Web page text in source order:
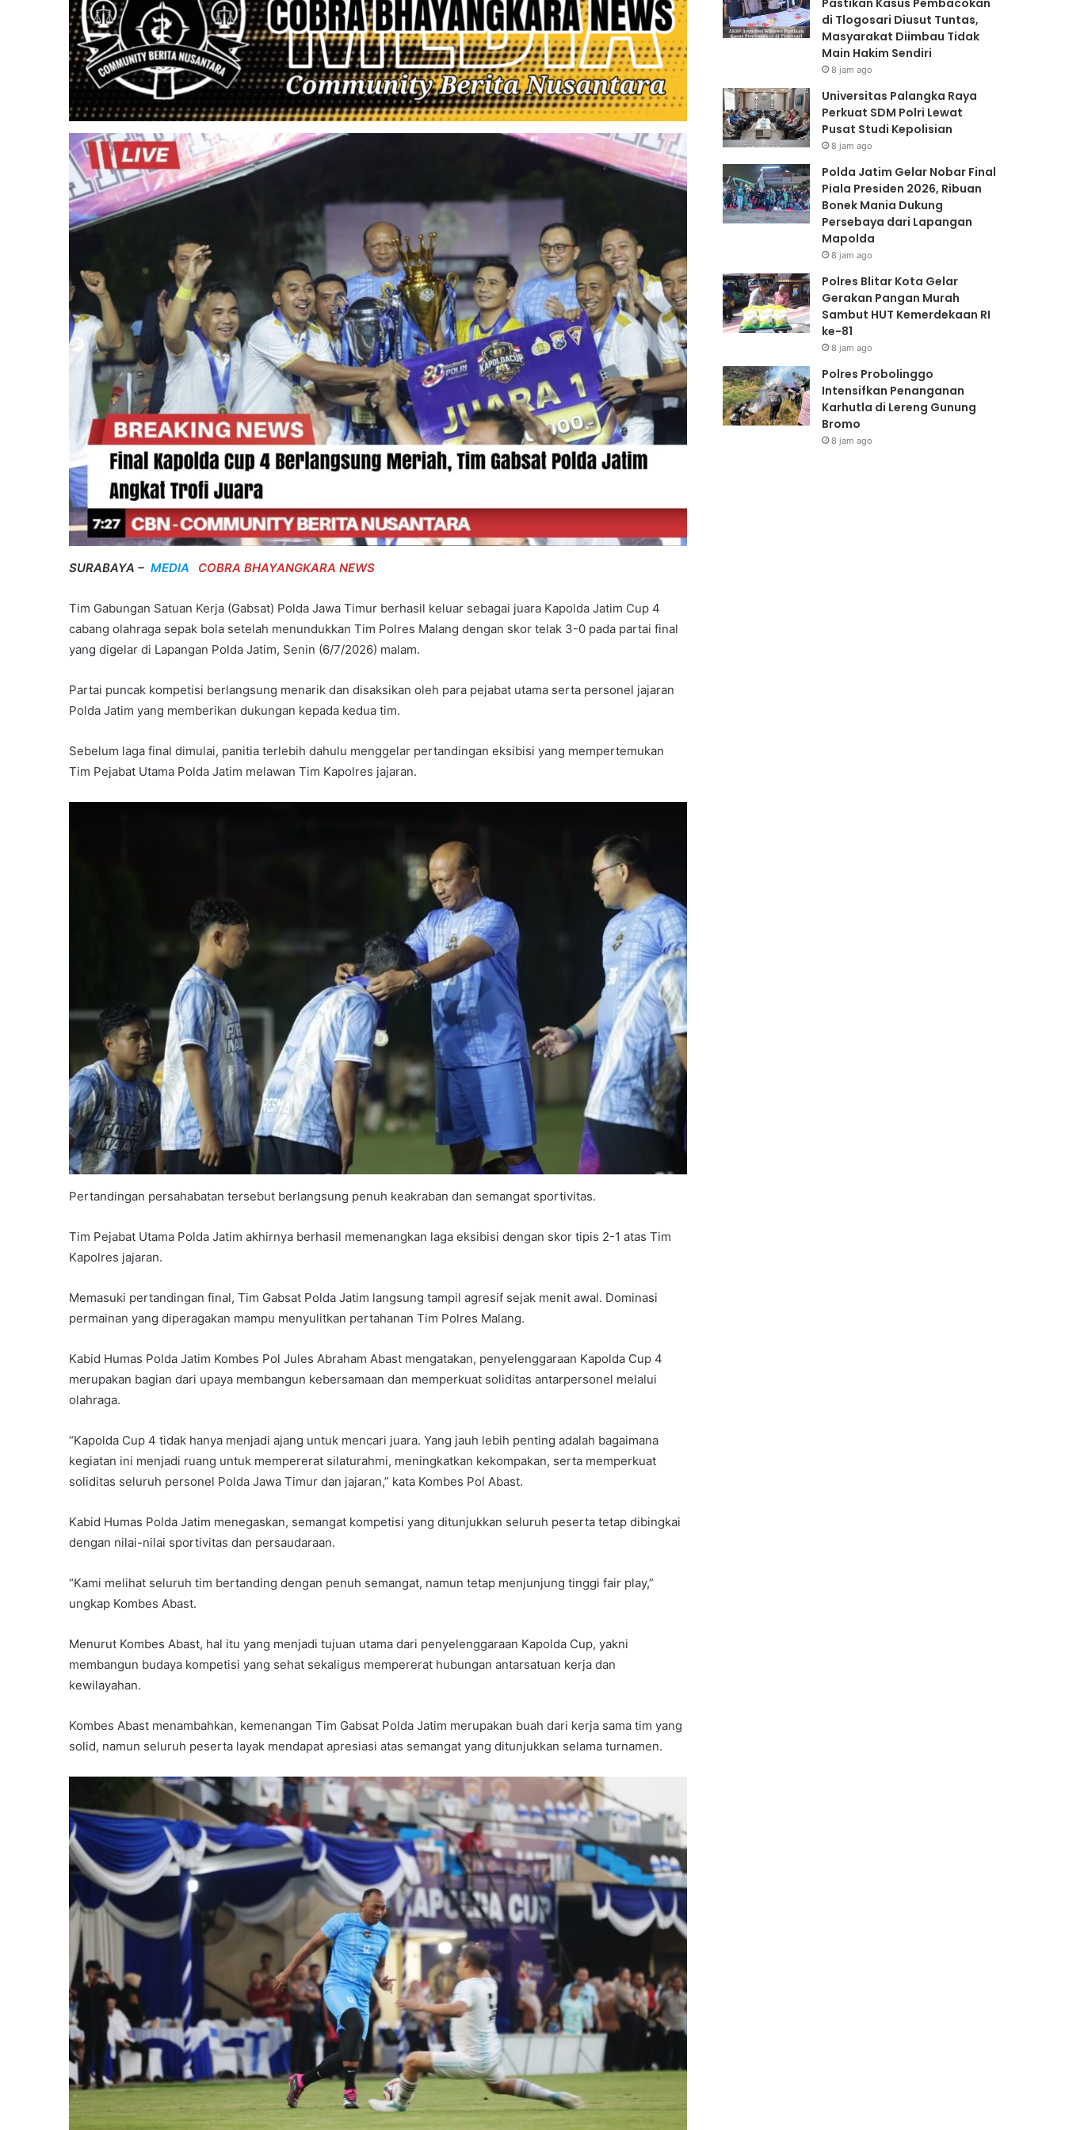
SURABAYA – MEDIA COBRA BHAYANGKARA NEWS
Tim Gabungan Satuan Kerja (Gabsat) Polda Jawa Timur berhasil keluar sebagai juara Kapolda Jatim Cup 4
cabang olahraga sepak bola setelah menundukkan Tim Polres Malang dengan skor telak 3-0 pada partai final
yang digelar di Lapangan Polda Jatim, Senin (6/7/2026) malam.
Partai puncak kompetisi berlangsung menarik dan disaksikan oleh para pejabat utama serta personel jajaran
Polda Jatim yang memberikan dukungan kepada kedua tim.
Sebelum laga final dimulai, panitia terlebih dahulu menggelar pertandingan eksibisi yang mempertemukan
Tim Pejabat Utama Polda Jatim melawan Tim Kapolres jajaran.
Pertandingan persahabatan tersebut berlangsung penuh keakraban dan semangat sportivitas.
Tim Pejabat Utama Polda Jatim akhirnya berhasil memenangkan laga eksibisi dengan skor tipis 2-1 atas Tim
Kapolres jajaran.
Memasuki pertandingan final, Tim Gabsat Polda Jatim langsung tampil agresif sejak menit awal. Dominasi
permainan yang diperagakan mampu menyulitkan pertahanan Tim Polres Malang.
Kabid Humas Polda Jatim Kombes Pol Jules Abraham Abast mengatakan, penyelenggaraan Kapolda Cup 4
merupakan bagian dari upaya membangun kebersamaan dan memperkuat soliditas antarpersonel melalui
olahraga.
“Kapolda Cup 4 tidak hanya menjadi ajang untuk mencari juara. Yang jauh lebih penting adalah bagaimana
kegiatan ini menjadi ruang untuk mempererat silaturahmi, meningkatkan kekompakan, serta memperkuat
soliditas seluruh personel Polda Jawa Timur dan jajaran,” kata Kombes Pol Abast.
Kabid Humas Polda Jatim menegaskan, semangat kompetisi yang ditunjukkan seluruh peserta tetap dibingkai
dengan nilai-nilai sportivitas dan persaudaraan.
“Kami melihat seluruh tim bertanding dengan penuh semangat, namun tetap menjunjung tinggi fair play,”
ungkap Kombes Abast.
Menurut Kombes Abast, hal itu yang menjadi tujuan utama dari penyelenggaraan Kapolda Cup, yakni
membangun budaya kompetisi yang sehat sekaligus mempererat hubungan antarsatuan kerja dan
kewilayahan.
Kombes Abast menambahkan, kemenangan Tim Gabsat Polda Jatim merupakan buah dari kerja sama tim yang
solid, namun seluruh peserta layak mendapat apresiasi atas semangat yang ditunjukkan selama turnamen.
Main
Hakim
Sendiri
Lapangan
Mapolda
Pastikan Kasus Pembacokan
di Tlogosari Diusut Tuntas,
Masyarakat Diimbau Tidak
Main Hakim Sendiri
8 jam ago
Universitas Palangka Raya
Perkuat SDM Polri Lewat
Pusat Studi Kepolisian
8 jam ago
Polda Jatim Gelar Nobar Final
Piala Presiden 2026, Ribuan
Bonek Mania Dukung
Persebaya dari Lapangan
Mapolda
8 jam ago
Polres Blitar Kota Gelar
Gerakan Pangan Murah
Sambut HUT Kemerdekaan RI
ke-81
8 jam ago
Polres Probolinggo
Intensifkan Penanganan
Karhutla di Lereng Gunung
Bromo
8 jam ago